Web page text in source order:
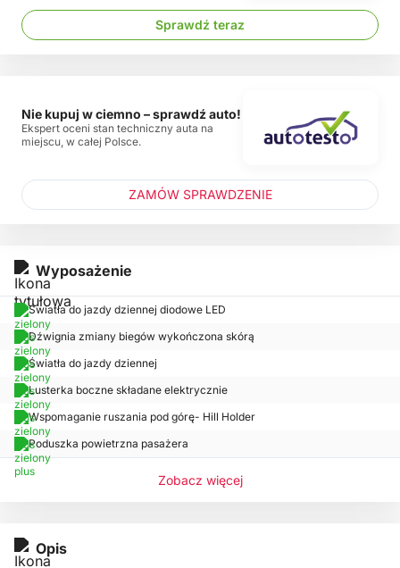
Wyposażenie
Światła do jazdy dziennej diodowe LED
Dźwignia zmiany biegów wykończona skórą
Światła do jazdy dziennej
Lusterka boczne składane elektrycznie
Wspomaganie ruszania pod górę- Hill Holder
Poduszka powietrzna pasażera
Zobacz więcej
Opis
Sprawdź teraz
Nie kupuj w ciemno – sprawdź auto!
Ekspert oceni stan techniczny auta na
miejscu, w całej Polsce.
ZAMÓW SPRAWDZENIE